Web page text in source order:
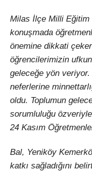
Milas İlçe Milli Eğitim
konuşmada
önemine dikkati
öğrencilerimizin
geleceğe yön
neferlerine
oldu. Toplumun
sorumluluğu
24 Kasım
Bal, Yeniköy
katkı sağladığını